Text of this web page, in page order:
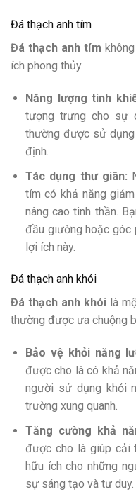
Đá thạch anh tím
Đá thạch anh tím
ích phong thủy.
Năng lượng tinh
tượng trưng cho sự
thường được sử
định.
Tác dụng thư giãn:
tím có khả năng
nâng cao tinh thần.
đầu giường hoặc góc
lợi ích này.
Đá thạch anh khói
Đá thạch anh khóilà
thường được ưa chuộng
Bảo vệ khỏi năng
được cho là có khả
người sử dụng khỏi
trường xung quanh.
Tăng cường khả
được cho là giúp cải
hữu ích cho những
sự sáng tạo và tư duy.